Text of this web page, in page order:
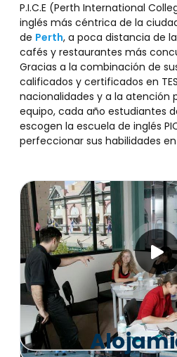
P.I.C.E (Perth International
inglés más céntrica de la
de Perth, a poca distancia de
cafés y restaurantes más
Gracias a la combinación de
calificados y certificados en
nacionalidades y a la atención
equipo, cada año estudiantes
escogen la escuela de inglés
perfeccionar sus habilidades